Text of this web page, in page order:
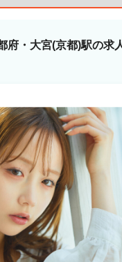
ター 営業・販売ス
ンス 紹介
詳細
この条件の求人数 件
府・大宮(京都)駅の求